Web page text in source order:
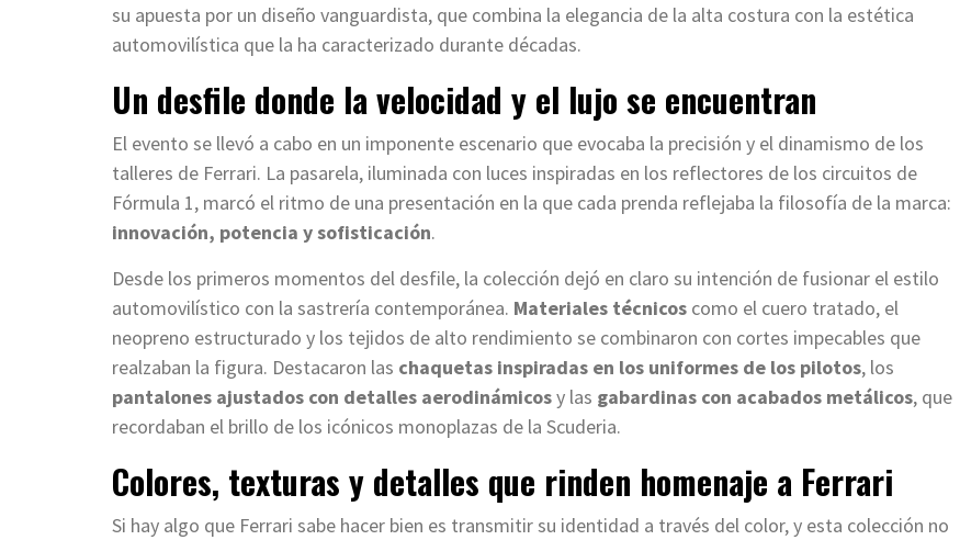
su apuesta por un diseño vanguardista, que combina la elegancia de la alta costura con la estética
automovilística que la ha caracterizado durante décadas.
Un desfile donde la velocidad y el lujo se encuentran
El evento se llevó a cabo en un imponente escenario que evocaba la precisión y el dinamismo de los
talleres de Ferrari. La pasarela, iluminada con luces inspiradas en los reflectores de los circuitos de
Fórmula 1, marcó el ritmo de una presentación en la que cada prenda reflejaba la filosofía de la marca:
innovación, potencia y sofisticación.
Desde los primeros momentos del desfile, la colección dejó en claro su intención de fusionar el estilo
automovilístico con la sastrería contemporánea. Materiales técnicos como el cuero tratado, el
neopreno estructurado y los tejidos de alto rendimiento se combinaron con cortes impecables que
realzaban la figura. Destacaron las chaquetas inspiradas en los uniformes de los pilotos, los
pantalones ajustados con detalles aerodinámicosy las gabardinas con acabados metálicos, que
recordaban el brillo de los icónicos monoplazas de la Scuderia.
Colores, texturas y detalles que rinden homenaje a Ferrari
Si hay algo que Ferrari sabe hacer bien es transmitir su identidad a través del color, y esta colección no